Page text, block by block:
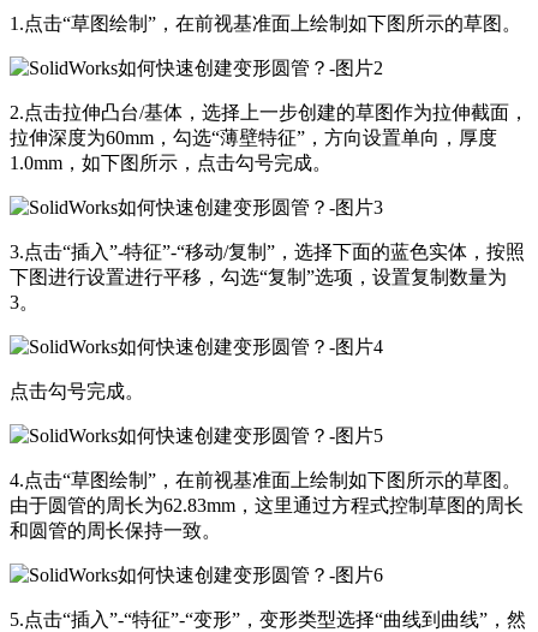
1.点击“草图绘制”，在前视基准面上绘制如下图所示的草图。
2.点击拉伸凸台/基体，选择上一步创建的草图作为拉伸截面，
拉伸深度为60mm，勾选“薄壁特征”，方向设置单向，厚度
1.0mm，如下图所示，点击勾号完成。
3.点击“插入”-特征”-“移动/复制”，选择下面的蓝色实体，按照
下图进行设置进行平移，勾选“复制”选项，设置复制数量为
3。
点击勾号完成。
4.点击“草图绘制”，在前视基准面上绘制如下图所示的草图。
由于圆管的周长为62.83mm，这里通过方程式控制草图的周长
和圆管的周长保持一致。
5.点击“插入”-“特征”-“变形”，变形类型选择“曲线到曲线”，然